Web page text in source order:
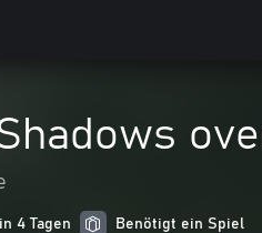
4 Tagen Benötigt ein Spiel